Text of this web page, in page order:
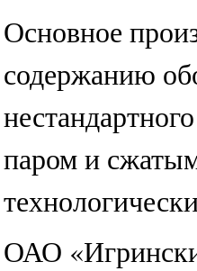
Основное
содержанию
паром и
ОАО